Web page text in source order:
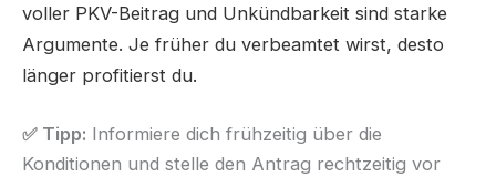
voller PKV-Beitrag und Unkündbarkeit sind starke
Argumente. Je früher du verbeamtet wirst, desto
länger profitierst du.
✅ Tipp: Informiere dich frühzeitig über die
Konditionen und stelle den Antrag rechtzeitig vor